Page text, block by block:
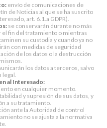
envío de comunicaciones de
de Noticias al que se ha suscrito
art. 6.1.a GDPR).
se conservarán durante no más
fin del tratamiento o mientras
su custodia y cuando ya no
con medidas de seguridad
de los datos o la destrucción
los datos a terceros, salvo
legal.
al Interesado:
en cualquier momento.
y supresión de sus datos, y
a su tratamiento.
ante la Autoridad de control
no se ajusta a la normativa